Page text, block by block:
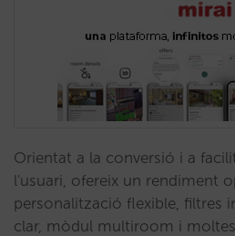
Orientat a la conversió i a
l'usuari, ofereix un rendiment
personalització flexible, filtres
clar, mòdul multiroom i